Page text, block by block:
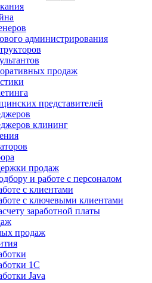
администрирования
продаж
представителей
клининг
продаж
и работе с персоналом
с клиентами
с ключевыми клиентами
заработной платы
продаж
1С
Java